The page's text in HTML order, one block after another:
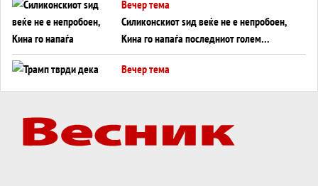
Вечер тема
Силиконскиот ѕид веќе не е непробоен,
Кина го напаѓа последниот голем
монопол на Западот?
Вечер тема
Вечер тема